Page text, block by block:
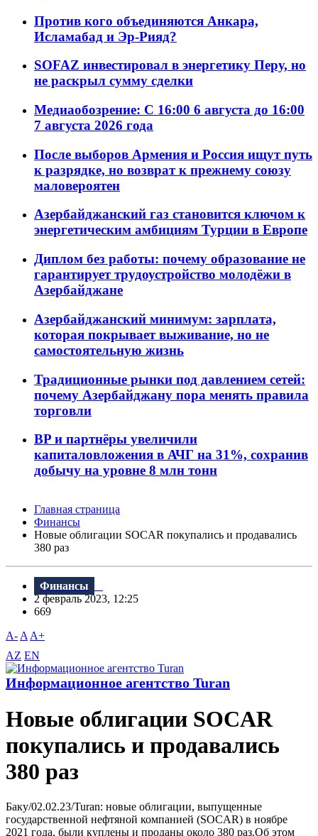
Против кого объединяются Анкара,
Исламабад и Эр-Рияд?
SOFAZ инвестировал в энергетику Перу, но
не раскрыл сумму сделки
Медиаобозрение: С 16:00 6 августа до 16:00
7 августа 2026 года
После выборов Армения и Россия ищут путь
к разрядке, но возврат к прежнему союзу
маловероятен
Азербайджанский газ становится ключом к
энергетическим амбициям Турции в Европе
Диплом без работы: почему образование не
гарантирует трудоустройство молодёжи в
Азербайджане
Азербайджанский минимум: зарплата,
которая покрывает выживание, но не
самостоятельную жизнь
Традиционные рынки под давлением сетей:
почему Азербайджану пора менять правила
торговли
BP и партнёры увеличили
капиталовложения в АЧГ на 31%, сохранив
добычу на уровне 8 млн тонн
Главная страница
Финансы
Новые облигации SOCAR покупались и продавались
380 раз
Финансы
2 февраль 2023, 12:25
669
A- A A+
AZ EN
Информационное агентство Turan
Новые облигации SOCAR
покупались и продавались
380 раз
Баку/02.02.23/Turan: новые облигации, выпущенные
государственной нефтяной компанией (SOCAR) в ноябре
2021 года, были куплены и проданы около 380 раз.Об этом